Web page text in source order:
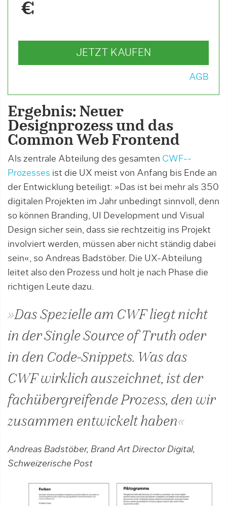
€
JETZT KAUFEN
AGB
Ergebnis: Neuer
Designprozess und das
Common Web Frontend
Als zentrale Abteilung des gesamten CWF-­
Prozesses ist die UX meist von Anfang bis Ende an
der Entwicklung beteiligt: »Das ist bei mehr als 350
digitalen Projekten im Jahr un­bedingt sinnvoll, denn
so können Bran­ding, UI Development und Visual
Design sicher sein, dass sie rechtzeitig ins Projekt
involviert werden, müssen aber nicht stän­­dig dabei
sein«, so Andreas Badstöber. Die UX-Abteilung
leitet also den Prozess und holt je nach Phase die
richtigen Leute dazu.
»Das Spezielle am CWF liegt nicht
in der Single Source of Truth oder
in den Code-Snippets. Was das
CWF wirklich auszeichnet, ist der
fachübergreifende Prozess, den wir
zusammen entwickelt haben«
Andreas Badstöber, Brand Art Director Digital,
Schweizerische Post